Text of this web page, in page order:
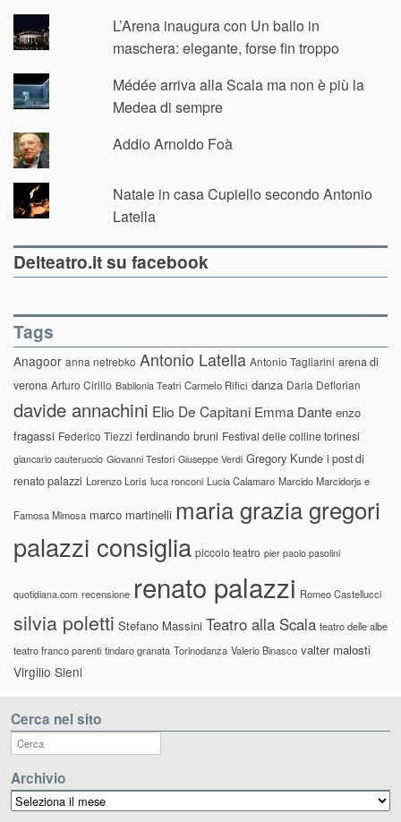
L’Arena inaugura con Un ballo in
maschera: elegante, forse fin troppo
Médée arriva alla Scala ma non è più la
Medea di sempre
Addio Arnoldo Foà
Natale in casa Cupiello secondo Antonio
Latella
Delteatro.it su facebook
Tags
Anagoor anna netrebko Antonio Latella Antonio Tagliarini arena di
verona Arturo Cirillo Babilonia Teatri Carmelo Rifici danza Daria Deflorian
davide annachini Elio De Capitani Emma Dante enzo
fragassi Federico Tiezzi ferdinando bruni Festival delle colline torinesi
giancarlo cauteruccio Giovanni Testori Giuseppe Verdi Gregory Kunde i post di
renato palazzi Lorenzo Loris luca ronconi Lucia Calamaro Marcido Marcidorjs e
Famosa Mimosa marco martinelli maria grazia gregori
palazzi consiglia piccolo teatro pier paolo pasolini
quotidiana.com recensione renato palazzi Romeo Castellucci
silvia poletti Stefano Massini Teatro alla Scala teatro delle albe
teatro franco parenti tindaro granata Torinodanza Valerio Binasco valter malosti
Virgilio Sieni
Cerca nel sito
Archivio
Archivio